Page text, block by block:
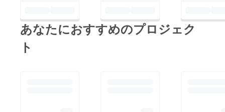
あなたにおすすめのプロジェク
ト